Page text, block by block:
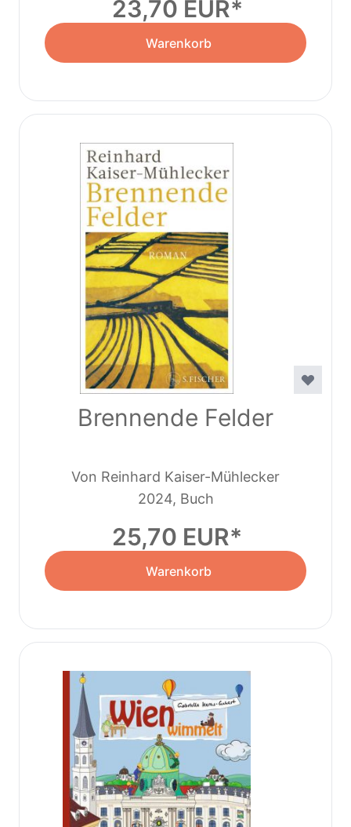
23,70 EUR
Warenkorb
Brennende Felder
Von Reinhard Kaiser-Mühlecker
2024, Buch
25,70 EUR
Warenkorb